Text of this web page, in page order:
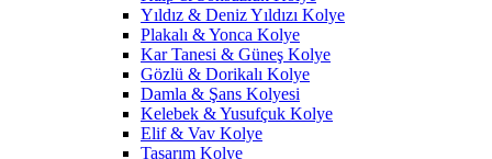
Yıldız & Deniz Yıldızı Kolye
Plakalı & Yonca Kolye
Kar Tanesi & Güneş Kolye
Gözlü & Dorikalı Kolye
Damla & Şans Kolyesi
Kelebek & Yusufçuk Kolye
Elif & Vav Kolye
Tasarım Kolye